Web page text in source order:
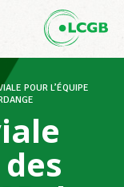
POUR L’ÉQUIPE